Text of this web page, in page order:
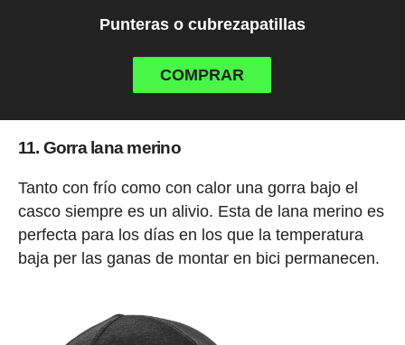
Punteras o cubrezapatillas
COMPRAR
11. Gorra lana merino
Tanto con frío como con calor una gorra bajo el
casco siempre es un alivio. Esta de lana merino es
perfecta para los días en los que la temperatura
baja per las ganas de montar en bici permanecen.